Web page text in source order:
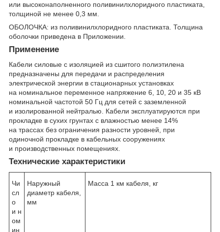
или высоконаполненного поливинилхлоридного пластиката,
толщиной не менее 0,3 мм.
ОБОЛОЧКА: из поливинилхлоридного пластиката. Толщина
оболочки приведена в Приложении.
Применение
Кабели силовые с изоляцией из сшитого полиэтилена
предназначены для передачи и распределения
электрической энергии в стационарных установках
на номинальное переменное напряжение 6, 10, 20 и 35 кВ
номинальной частотой 50 Гц для сетей с заземленной
и изолированной нейтралью. Кабели эксплуатируются при
прокладке в сухих грунтах с влажностью менее 14%
на трассах без ограничения разности уровней, при
одиночной прокладке в кабельных сооружениях
и производственных помещениях.
Технические характеристики
Чи
сл
о
и н
ом
ин
Наружный
диаметр кабеля,
мм
Масса 1 км кабеля, кг